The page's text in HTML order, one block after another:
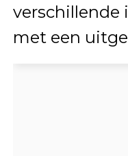
verschillende
met een